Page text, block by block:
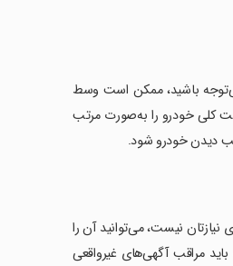
بی‌توجه باشید، ممکن است وسط
کلی خودرو را به‌صورت مرتب
دیدن خودرو شود.
نیست، می‌توانید آن را
مراقب آگهی‌های غیرواقعی